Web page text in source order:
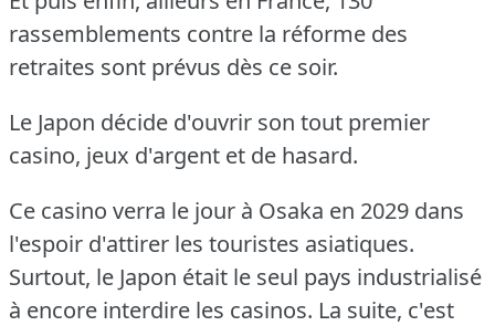
rassemblements contre la réforme des
retraites sont prévus dès ce soir.
Le Japon décide d'ouvrir son tout premier
casino, jeux d'argent et de hasard.
Ce casino verra le jour à Osaka en 2029 dans
l'espoir d'attirer les touristes asiatiques.
Surtout, le Japon était le seul pays industrialisé
à encore interdire les casinos. La suite, c'est